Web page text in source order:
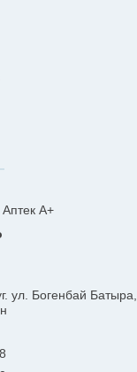
А+
ул. Богенбай Батыра,